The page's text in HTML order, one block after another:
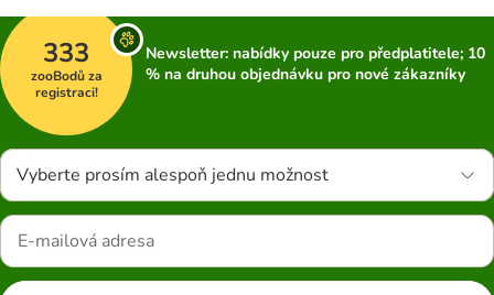
333
zooBodů za
registraci!
Newsletter: nabídky pouze pro předplatitele; 10
% na druhou objednávku pro nové zákazníky
Vyberte prosím alespoň jednu možnost